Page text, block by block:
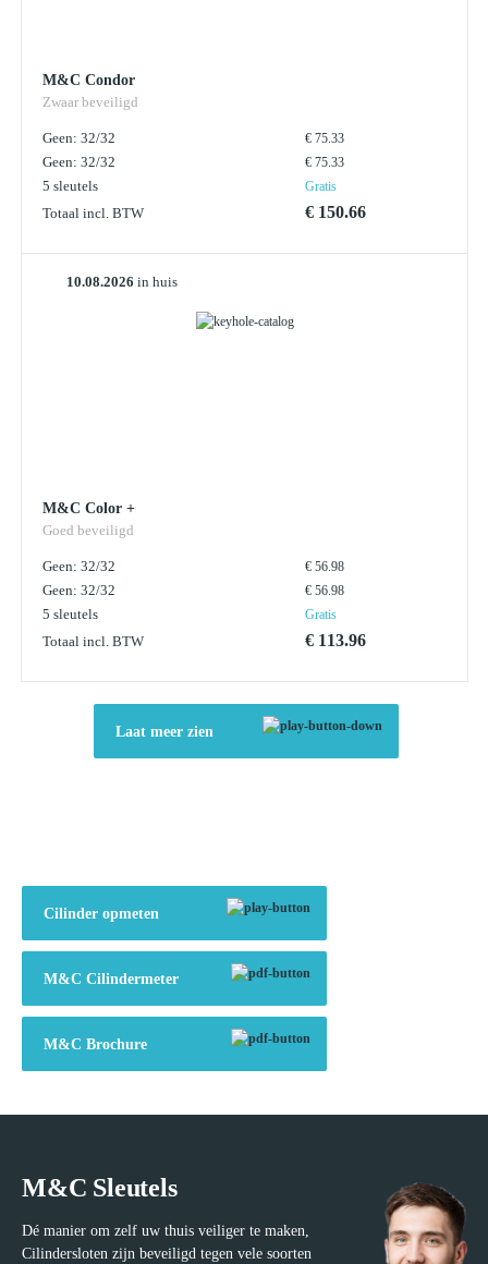
M&C Condor
Zwaar beveiligd
Geen: 32/32 € 75.33
Geen: 32/32 € 75.33
5 sleutels Gratis
Totaal incl. BTW € 150.66
10.08.2026 in huis
M&C Color +
Goed beveiligd
Geen: 32/32 € 56.98
Geen: 32/32 € 56.98
5 sleutels Gratis
Totaal incl. BTW € 113.96
Laat meer zien
Cilinder opmeten
M&C Cilindermeter
M&C Brochure
M&C Sleutels
Dé manier om zelf uw thuis veiliger te maken,
Cilindersloten zijn beveiligd tegen vele soorten